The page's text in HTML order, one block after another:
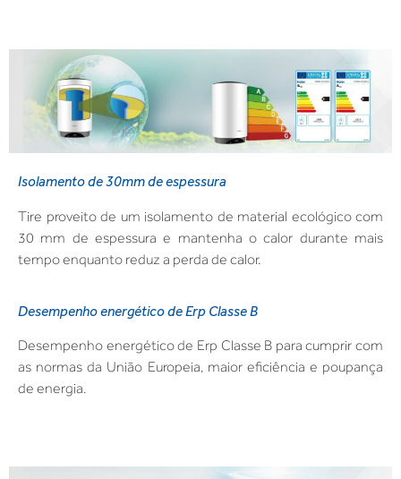
Isolamento de 30mm de espessura
Tire proveito de um isolamento de material ecológico com
30 mm de espessura e mantenha o calor durante mais
tempo enquanto reduz a perda de calor.
Desempenho energético de Erp Classe B
Desempenho energético de Erp Classe B para cumprir com
as normas da União Europeia, maior eficiência e poupança
de energia.